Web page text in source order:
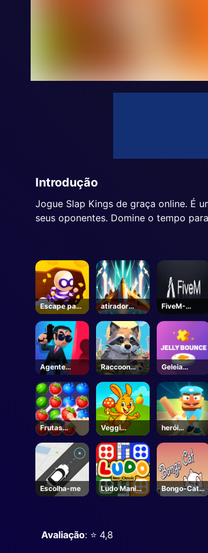
Introdução
Jogue Slap Kings de graça online. É
seus oponentes. Domine o tempo
Escape para
fora
atirador
alma
FiveM-
Steam
Agente
Secreto
Raccoon
Adventure:
City
Simulator
3D
Geleia
Bounce 3D
Frutas
Fancy
Veggi
Coelho
herói
críquete
Escolha-me
Ludo Mani
Jogo
Bongo-Cat-
Steam
Avaliação: ⭐️ 4,8